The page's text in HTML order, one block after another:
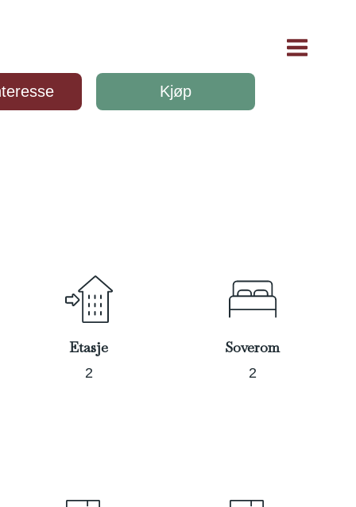
Kjøp
Etasje
2
Soverom
2